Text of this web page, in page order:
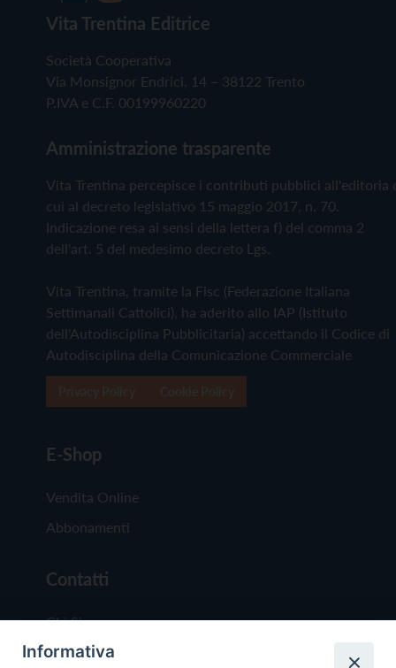
Vita Trentina Editrice
Società Cooperativa
Via Monsignor Endrici, 14 – 38122 Trento
P.IVA e C.F. 00199960220
Amministrazione trasparente
Vita Trentina percepisce i contributi pubblici all'editoria
cui al decreto legislativo 15 maggio 2017, n. 70.
Indicazione resa ai sensi della lettera f) del comma 2
dell'art. 5 del medesimo decreto Lgs.
Vita Trentina, tramite la Fisc (Federazione Italiana
Settimanali Cattolici), ha aderito allo IAP (Istituto
dell'Autodisciplina Pubblicitaria) accettando il Codice di
Autodisciplina della Comunicazione Commerciale
E-Shop
Vendita Online
Abbonamenti
Contatti
Chi Siamo
Redazione
Informativa